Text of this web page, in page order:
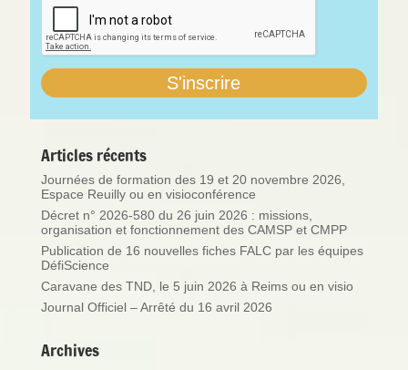
Articles récents
Journées de formation des 19 et 20 novembre 2026,
Espace Reuilly ou en visioconférence
Décret n° 2026-580 du 26 juin 2026 : missions,
organisation et fonctionnement des CAMSP et CMPP
Publication de 16 nouvelles fiches FALC par les équipes
DéfiScience
Caravane des TND, le 5 juin 2026 à Reims ou en visio
Journal Officiel – Arrêté du 16 avril 2026
Archives